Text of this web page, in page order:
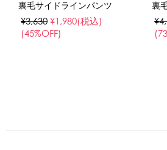
裏毛サイドラインパンツ
¥3,630 ¥1,980(税込)
(45%OFF)
裏